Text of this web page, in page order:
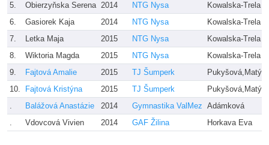
5.
Obierzyňska Serena 2014 NTG Nysa
Kowalska-Trela
6.
Gasiorek Kaja 2014 NTG Nysa
Kowalska-Trela
7.
Letka Maja 2015 NTG Nysa
Kowalska-Trela
8.
Wiktoria Magda 2015 NTG Nysa
Kowalska-Trela
9.
Fajtová Amalie 2015 TJ Šumperk
10.
Fajtová Kristýna 2015 TJ Šumperk
.
Balážová Anastázie 2014 Gymnastika ValMez Adámková
.
Vdovcová Vivien 2014 GAF Žilina Horkava Eva